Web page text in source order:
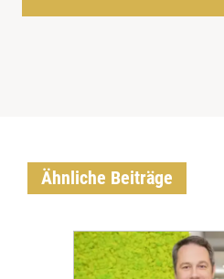
Ähnliche Beiträge